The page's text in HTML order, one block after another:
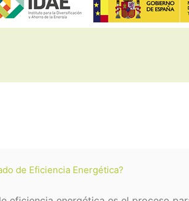
de Eficiencia Energética?